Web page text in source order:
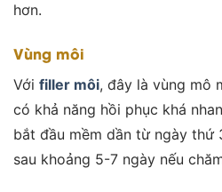
hơn.
Vùng môi
Với filler môi, đây là vùng mô
có khả năng hồi phục khá
bắt đầu mềm dần từ ngày thứ
sau khoảng 5-7 ngày nếu